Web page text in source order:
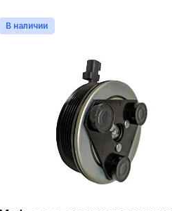
В наличии